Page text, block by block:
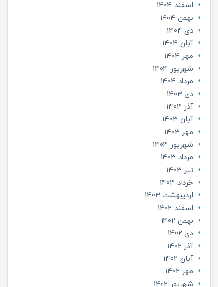
اسفند 1404
بهمن 1404
دی 1404
آبان 1404
مهر 1404
شهریور 1404
مرداد 1404
دی 1403
آذر 1403
آبان 1403
مهر 1403
شهریور 1403
مرداد 1403
تير 1403
خرداد 1403
ارديبهشت 1403
اسفند 1402
بهمن 1402
دی 1402
آذر 1402
آبان 1402
مهر 1402
شهریور 1402